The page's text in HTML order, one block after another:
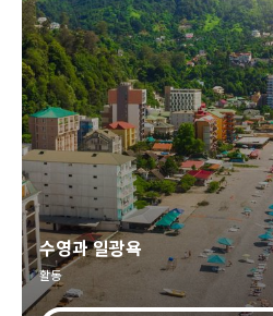
수영과 일광욕
활동